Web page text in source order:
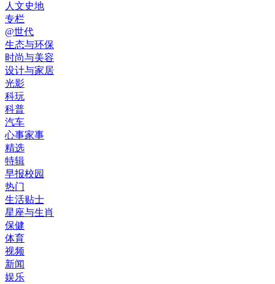
人文史地
专栏
@世代
生态与环保
时尚与美容
设计与家居
光影
科玩
科普
汽车
心事家事
精选
特辑
早报校园
热门
生活贴士
星座与生肖
保健
体育
视频
新闻
娱乐